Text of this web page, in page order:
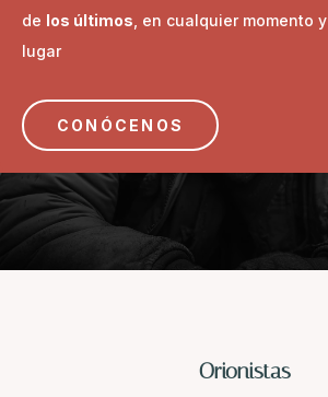
de los últimos , en cualquier momento y
lugar
CONÓCENOS
Orionistas